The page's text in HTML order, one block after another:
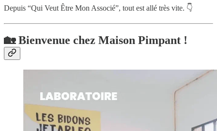
Depuis “Qui Veut Être Mon Associé”, tout est allé très vite. 👇
🏡 Bienvenue chez Maison Pimpant !